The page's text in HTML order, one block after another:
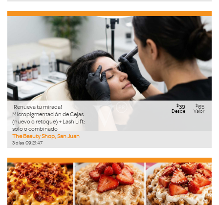
¡Renueva tu mirada!
Micropigmentación de Cejas
(nuevo o retoque) + Lash Lift:
solo o combinado
The Beauty Shop, San Juan
3días 09:21:46
$39
Desde
$65
Valor